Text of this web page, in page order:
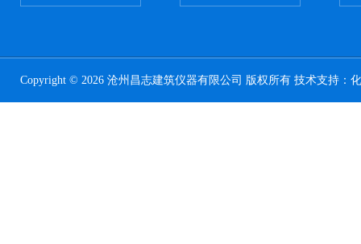
Copyright © 2026 沧州昌志建筑仪器有限公司 版权所有 技术支持：